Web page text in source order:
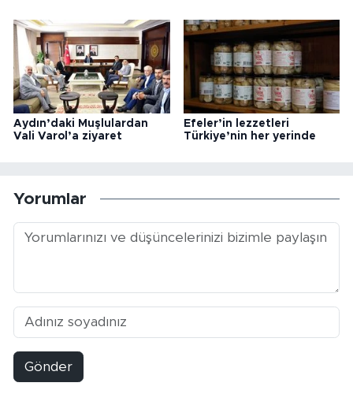
Aydın’daki Muşlulardan
Vali Varol’a ziyaret
Efeler’in lezzetleri
Türkiye’nin her yerinde
Yorumlar
Gönder